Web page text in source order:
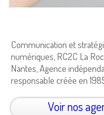
Communication et
numériques, RC2C La
Nantes, Agence
responsable créée en
Voir nos